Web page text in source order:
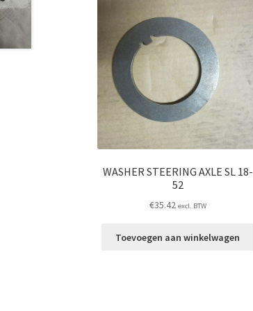
WASHER STEERING AXLE SL 18-
52
€35.42 excl. BTW
Toevoegen aan winkelwagen